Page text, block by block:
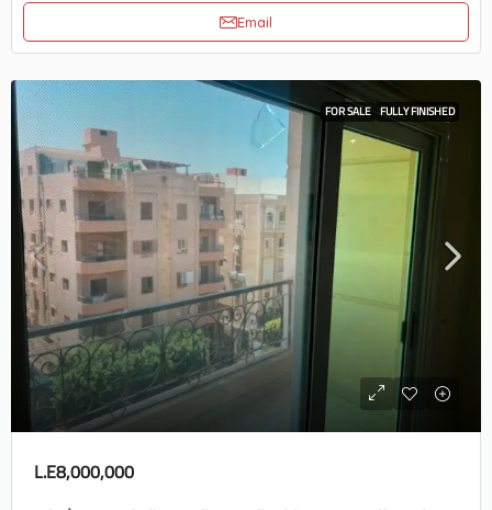
Email
FOR SALE FULLY FINISHED
L.E8,000,000